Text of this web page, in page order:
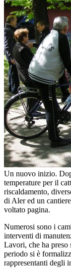
Un nuovo inizio.
temperature per il
riscaldamento,
di Aler ed un
voltato pagina.
Numerosi sono i
interventi di
Lavori, che ha preso
periodo si è
rappresentanti degli